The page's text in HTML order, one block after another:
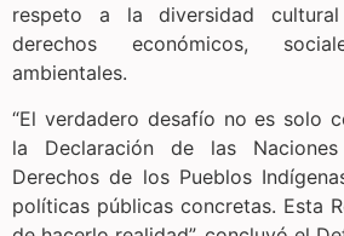
respeto a la diversidad
derechos económicos,
ambientales.
“El verdadero desafío no es solo
la Declaración de las
Derechos de los Pueblos
políticas públicas concretas. Esta